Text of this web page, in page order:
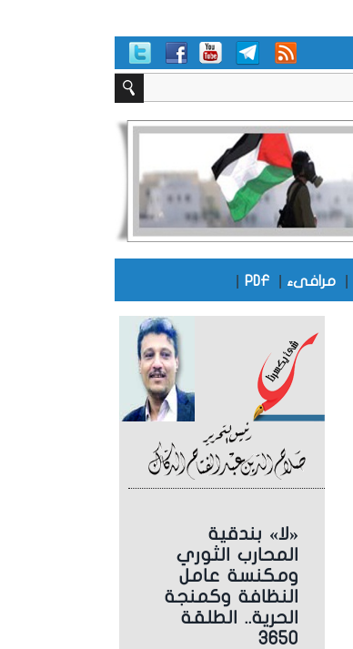
مرافىء PDF
«لا» بندقية
المحارب الثوري
ومكنسة عامل
النظافة وكمنجة
الحرية.. الطلقة
3650